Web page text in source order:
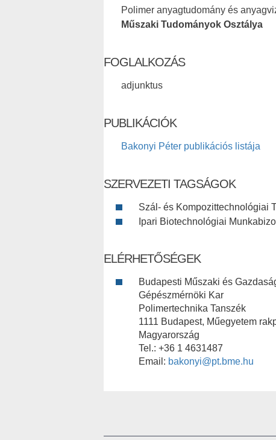
Polimer anyagtudomány és
Műszaki Tudományok Osztálya
FOGLALKOZÁS
adjunktus
PUBLIKÁCIÓK
Bakonyi Péter publikációs listája
SZERVEZETI TAGSÁGOK
Szál- és Kompozittechnológiai
Ipari Biotechnológiai
ELÉRHETŐSÉGEK
Budapesti Műszaki és
Gépészmérnöki Kar
Polimertechnika Tanszék
1111 Budapest, Műegyetem
Magyarország
Tel.: +36 1 4631487
Email: bakonyi@pt.bme.hu